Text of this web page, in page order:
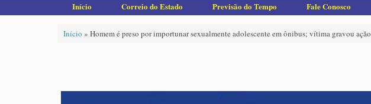
Início Correio do Estado Previsão do Tempo Fale Conosco
Início » Homem é preso por importunar sexualmente adolescente em ônibus; vítima gravou ação